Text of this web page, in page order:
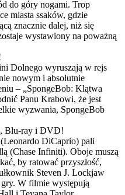
do góry nogami. Trop
miasta ssaków, gdzie
znacznie dalej, niż się
wystawiony na poważną
Dolnego wyruszają w rejs
nowym i absolutnie
– „SpongeBob: Klątwa
Panu Krabowi, że jest
wyzwania, SpongeBob
Blu-ray i DVD!
DiCaprio) pali
(Chase Infiniti). Oboje muszą
by ratować przyszłość,
Steven J. Lockjaw
W filmie występują